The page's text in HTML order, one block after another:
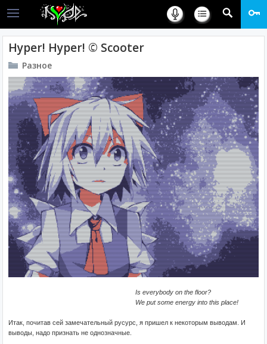
Hyper! Hyper! © Scooter
Разное
Is everybody on the floor?
We put some energy into this place!
Итак, почитав сей замечательный русурс, я пришел к некоторым выводам. И
выводы, надо признать не однозначные.